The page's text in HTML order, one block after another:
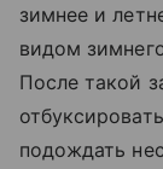
зимнее и
видом
После такой
подождать